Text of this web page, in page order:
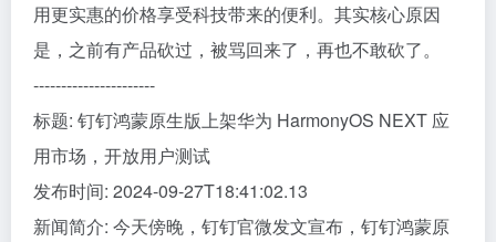
用更实惠的价格享受科技带来的便利。其实核心原因
是，之前有产品砍过，被骂回来了，再也不敢砍了。
----------------------
标题: 钉钉鸿蒙原生版上架华为 HarmonyOS NEXT 应
用市场，开放用户测试
发布时间: 2024-09-27T18:41:02.13
新闻简介: 今天傍晚，钉钉官微发文宣布，钉钉鸿蒙原